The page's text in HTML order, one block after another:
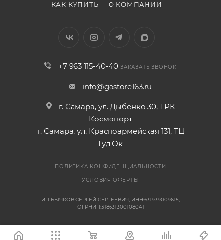
КАК КУПИТЬ О КОМПАНИИ
+7 963 115-40-40 ЗАКАЗАТЬ ЗВОНОК
info@gostore163.ru
г. Самара, ул. Дыбенко 30, ТРК
Космопорт
г. Самара, ул. Красноармейская 131, ТЦ
Гуд'Ок
ПОЛИТИКА КОНФИДЕНЦИАЛЬНОСТИ
УСЛОВИЯ ОФЕРТЫ
ИП БЫЧКОВ СЕРГЕЙ СЕРГЕЕВИЧ, ИНН:631939009615,
ОГРНИП:318631300108041